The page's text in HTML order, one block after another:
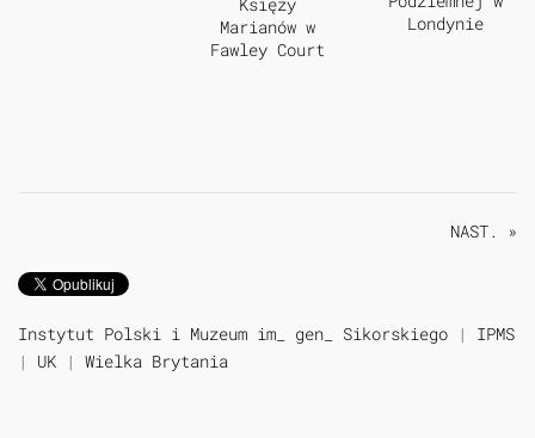
NAST. »
Instytut Polski i Muzeum im_ gen_ Sikorskiego | IPMS
| UK | Wielka Brytania